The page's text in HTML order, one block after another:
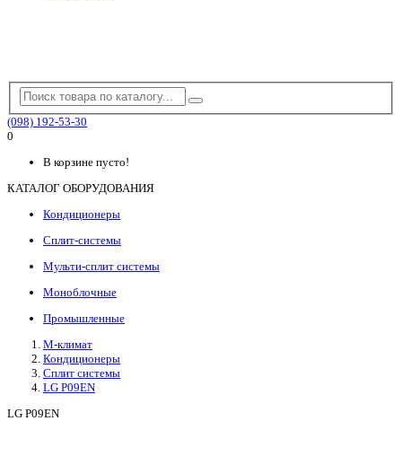
(098) 192-53-30
0
В корзине пусто!
КАТАЛОГ ОБОРУДОВАНИЯ
Кондиционеры
Сплит-системы
Мульти-сплит системы
Моноблочные
Промышленные
М-климат
Кондиционеры
Сплит системы
LG P09EN
LG P09EN